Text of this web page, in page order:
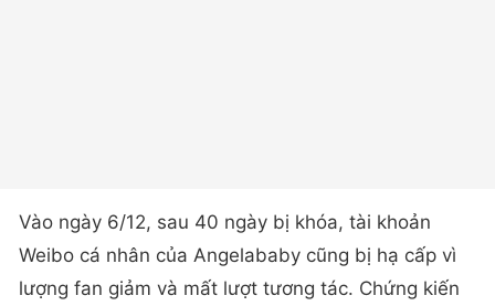
Vào ngày 6/12, sau 40 ngày bị khóa, tài khoản
Weibo cá nhân của Angelababy cũng bị hạ cấp vì
lượng fan giảm và mất lượt tương tác. Chứng kiến